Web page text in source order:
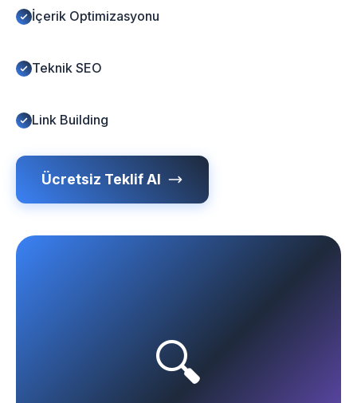
İçerik Optimizasyonu
Teknik SEO
Link Building
Ücretsiz Teklif Al
🔍